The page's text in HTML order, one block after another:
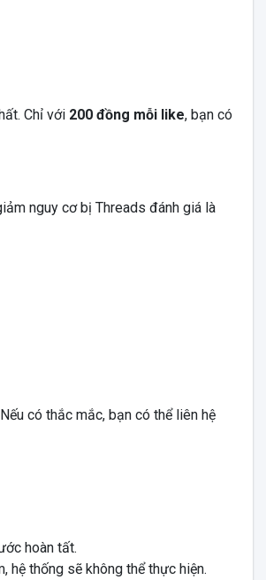
Chỉ với 200 đồng mỗi like, bạn có
nguy cơ bị Threads đánh giá là
có thắc mắc, bạn có thể liên hệ
hoàn tất.
hệ thống sẽ không thể thực hiện.